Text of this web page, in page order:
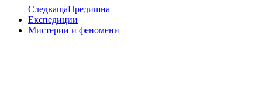
СледващаПредишна
Експедиции
Мистерии и феномени